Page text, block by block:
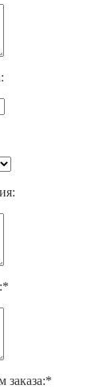
заказа:*